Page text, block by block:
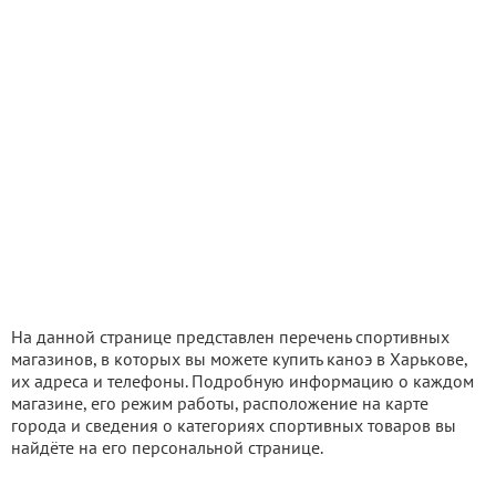
На данной странице представлен перечень спортивных
магазинов, в которых вы можете купить каноэ в Харькове,
их адреса и телефоны. Подробную информацию о каждом
магазине, его режим работы, расположение на карте
города и сведения о категориях спортивных товаров вы
найдёте на его персональной странице.